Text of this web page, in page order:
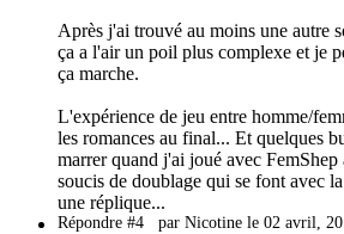
Après j'ai trouvé au moins une autre
ça a l'air un poil plus complexe et je
ça marche.
L'expérience de jeu entre homme/
les romances au final... Et quelques
marrer quand j'ai joué avec
soucis de doublage qui se font avec
une réplique...
Répondre #4 par Nicotine le 02 avril,